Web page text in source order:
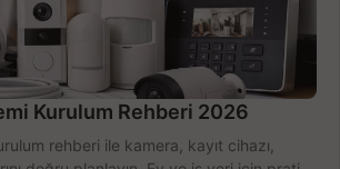
Kurulum Rehberi 2026
rehberi ile kamera, kayıt cihazı,